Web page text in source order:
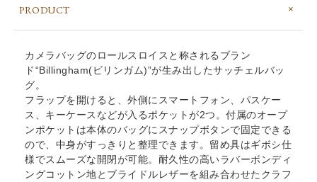
PRODUCT
カメラバッグのロールスロイスと称されるブラン
ド“Billingham(ビリンガム)”が生み出したサッチェルバッ
グ。
フラップを開けると、外側にスマートフォン、パスケー
ス、キーケースなどが入るポケットが2つ。付属のオープ
ンポケットは本体のバッグにスナップボタンで固定できる
ので、中身がすっきりと整理できます。留め具はギボシ仕
様でスムーズな開閉が可能。耐久性の高いラバーボンディ
ングコットン地とブライドルレザーを組み合わせたクラフ